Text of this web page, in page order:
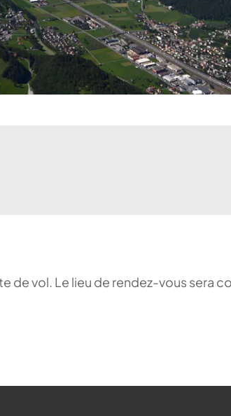
de vol. Le lieu de rendez-vous sera